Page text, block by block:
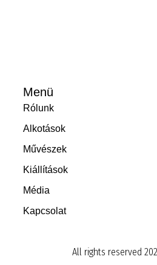
Menü
Rólunk
Alkotások
Művészek
Kiállítások
Média
Kapcsolat
All rights reserved